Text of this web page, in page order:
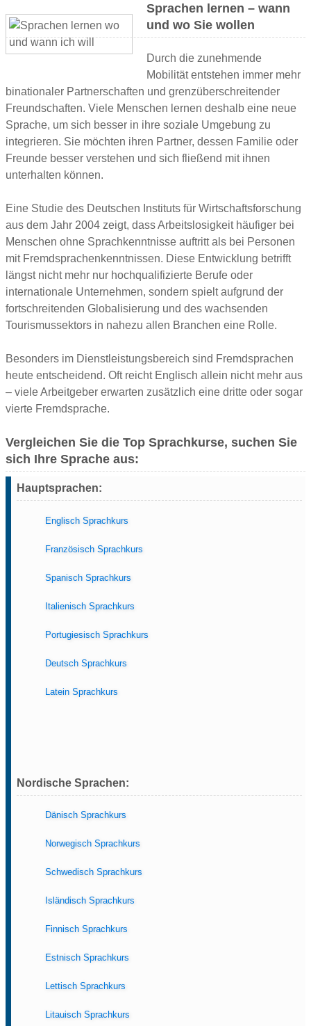
Sprachen lernen – wann
und wo Sie wollen
Durch die zunehmende
Mobilität entstehen immer mehr
binationaler Partnerschaften und grenzüberschreitender
Freundschaften. Viele Menschen lernen deshalb eine neue
Sprache, um sich besser in ihre soziale Umgebung zu
integrieren. Sie möchten ihren Partner, dessen Familie oder
Freunde besser verstehen und sich fließend mit ihnen
unterhalten können.
Eine Studie des Deutschen Instituts für Wirtschaftsforschung
aus dem Jahr 2004 zeigt, dass Arbeitslosigkeit häufiger bei
Menschen ohne Sprachkenntnisse auftritt als bei Personen
mit Fremdsprachenkenntnissen. Diese Entwicklung betrifft
längst nicht mehr nur hochqualifizierte Berufe oder
internationale Unternehmen, sondern spielt aufgrund der
fortschreitenden Globalisierung und des wachsenden
Tourismussektors in nahezu allen Branchen eine Rolle.
Besonders im Dienstleistungsbereich sind Fremdsprachen
heute entscheidend. Oft reicht Englisch allein nicht mehr aus
– viele Arbeitgeber erwarten zusätzlich eine dritte oder sogar
vierte Fremdsprache.
Vergleichen Sie die Top Sprachkurse, suchen Sie
sich Ihre Sprache aus:
Hauptsprachen:
Englisch Sprachkurs
Französisch Sprachkurs
Spanisch Sprachkurs
Italienisch Sprachkurs
Portugiesisch Sprachkurs
Deutsch Sprachkurs
Latein Sprachkurs
Nordische Sprachen:
Dänisch Sprachkurs
Norwegisch Sprachkurs
Schwedisch Sprachkurs
Isländisch Sprachkurs
Finnisch Sprachkurs
Estnisch Sprachkurs
Lettisch Sprachkurs
Litauisch Sprachkurs